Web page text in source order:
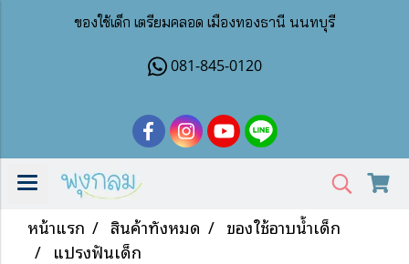
ของใช้เด็ก เตรียมคลอด เมืองทองธานี นนทบุรี
081-845-0120
หน้าแรก สินค้าทั้งหมด
ของใช้อาบน้ำเด็ก
แปรงฟันเด็ก